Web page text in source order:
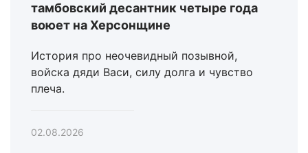
тамбовский десантник четыре года
воюет на Херсонщине
История про неочевидный позывной,
войска дяди Васи, силу долга и чувство
плеча.
02.08.2026